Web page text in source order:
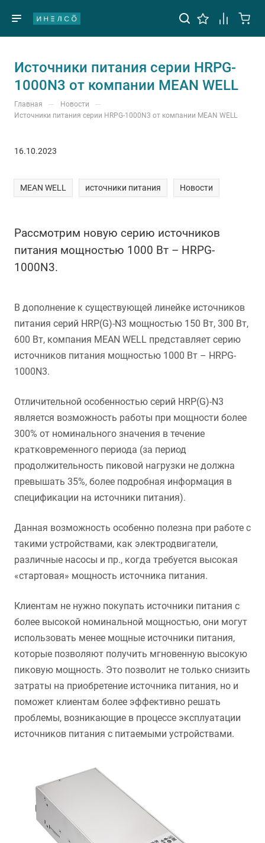
Источники питания серии HRPG-
1000N3 от компании MEAN WELL
Главная — Новости —
Источники питания серии HRPG-1000N3 от компании MEAN WELL
16.10.2023
MEAN WELL источники питания Новости
Рассмотрим новую серию источников
питания мощностью 1000 Вт – HRPG-
1000N3.
В дополнение к существующей линейке источников
питания серий HRP(G)-N3 мощностью 150 Вт, 300 Вт,
600 Вт, компания MEAN WELL представляет серию
источников питания мощностью 1000 Вт – HRPG-
1000N3.
Отличительной особенностью серий HRP(G)-N3
является возможность работы при мощности более
300% от номинального значения в течение
кратковременного периода (за период
продолжительность пиковой нагрузки не должна
превышать 35%, более подробная информация в
спецификации на источники питания).
Данная возможность особенно полезна при работе с
такими устройствами, как электродвигатели,
различные насосы и пр., когда требуется высокая
«стартовая» мощность источника питания.
Клиентам не нужно покупать источники питания с
более высокой номинальной мощностью, они могут
использовать менее мощные источники питания,
которые позволяют получить мгновенную высокую
пиковую мощность. Это позволит не только снизить
затраты на приобретение источника питания, но и
поможет клиентам более эффективно решать
проблемы, возникающие в процессе эксплуатации
источников питания с питаемыми устройствами.